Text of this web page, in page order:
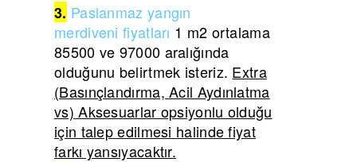
3. Paslanmaz yangın
merdivenifiyatları 1 m2 ortalama
85500 ve 97000 aralığında
olduğunu belirtmek isteriz. Extra
(Basınçlandırma, Acil Aydınlatma
vs) Aksesuarlar opsiyonlu olduğu
için talep edilmesi halinde fiyat
farkı yansıyacaktır.